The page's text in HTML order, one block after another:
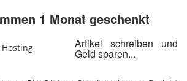
1 Monat geschenkt
Artikel schreiben und
Geld sparen...